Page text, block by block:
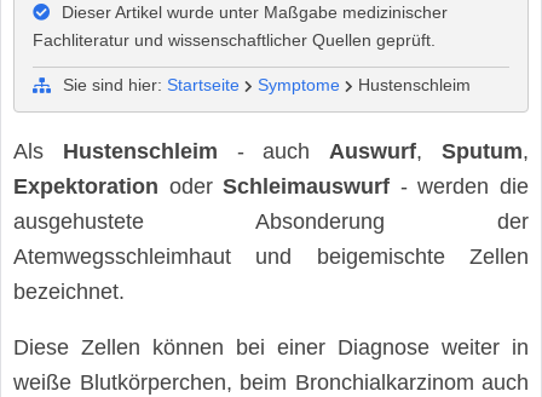
Dieser Artikel wurde unter Maßgabe medizinischer
Fachliteratur und wissenschaftlicher Quellen geprüft.
Sie sind hier: Startseite Symptome Hustenschleim
Als Hustenschleim - auch Auswurf,Sputum,
Expektoration oderSchleimauswurf - werden die
ausgehustete Absonderung der
Atemwegsschleimhaut und beigemischte Zellen
bezeichnet.
Diese Zellen können bei einer Diagnose weiter in
weiße Blutkörperchen, beim Bronchialkarzinom auch